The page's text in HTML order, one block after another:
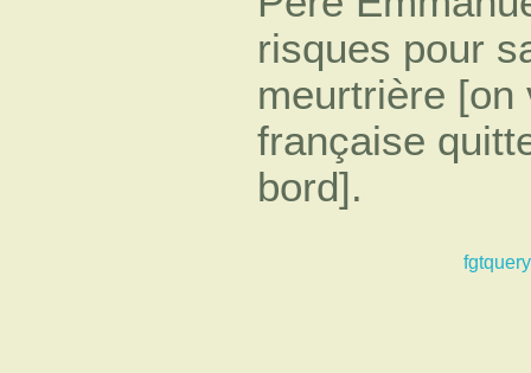
risques pour
meurtrière [on
française
bord].